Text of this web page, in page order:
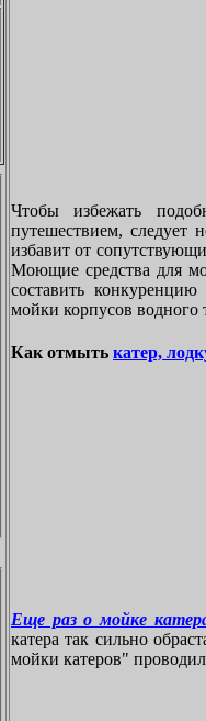
Чтобы избежать
путешествием, следует
избавит от
Моющие средства для
составить
мойки корпусов водного
Как отмыть катер,
Еще раз о мойке
катера так сильно
мойки катеров"